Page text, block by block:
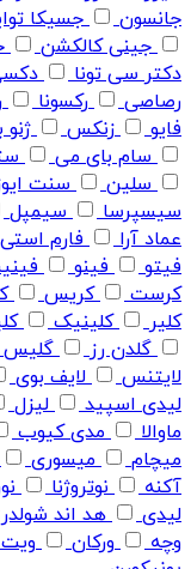
جانسون
جسیکا
جینی کالکشن
دکتر سی تونا
رصاصی
رکسونا
فایو
زنکس ژنو
سام بای می
سلین
سنت
سیسپرسا
سیمپل
عماد آرا
فارم استی
فیتو
فینو
کرست
کریس
کلیر
کلینیک
گلدن رز
گلیس
لایتنس
لایف بوی
لیدی اسپید
لیزل
ماوالا
مدی کیوب
میچام
میسوری
آکنه
نوتروژنا
لیدی
هد اند
وچه
ورکان ویت